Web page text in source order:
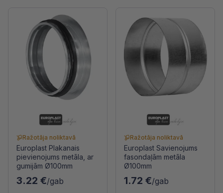
Ražotāja noliktavā
Europlast Plakanais
pievienojums metāla, ar
gumijām Ø100mm
3.22 €/gab
Ražotāja noliktavā
Europlast Savienojums
fasondaļām metāla
Ø100mm
1.72 €/gab